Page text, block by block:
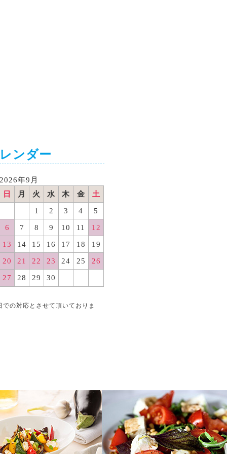
ンダー
2026年9月
日
月 火 水 木 金 土
1 2 3 4 5
6 7 8 9 10 11 12
13 14 15 16 17 18 19
20 21 22 23 24 25 26
27 28 29 30
の対応とさせて頂いておりま